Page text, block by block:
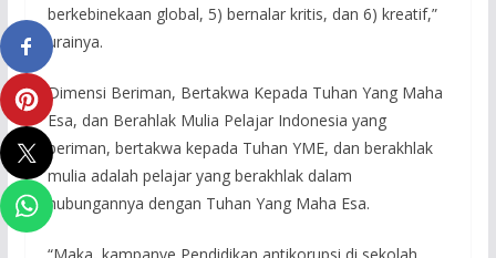
berkebinekaan global, 5) bernalar kritis, dan 6) kreatif,”
urainya.
Dimensi Beriman, Bertakwa Kepada Tuhan Yang Maha
Esa, dan Berahlak Mulia Pelajar Indonesia yang
beriman, bertakwa kepada Tuhan YME, dan berakhlak
mulia adalah pelajar yang berakhlak dalam
hubungannya dengan Tuhan Yang Maha Esa.